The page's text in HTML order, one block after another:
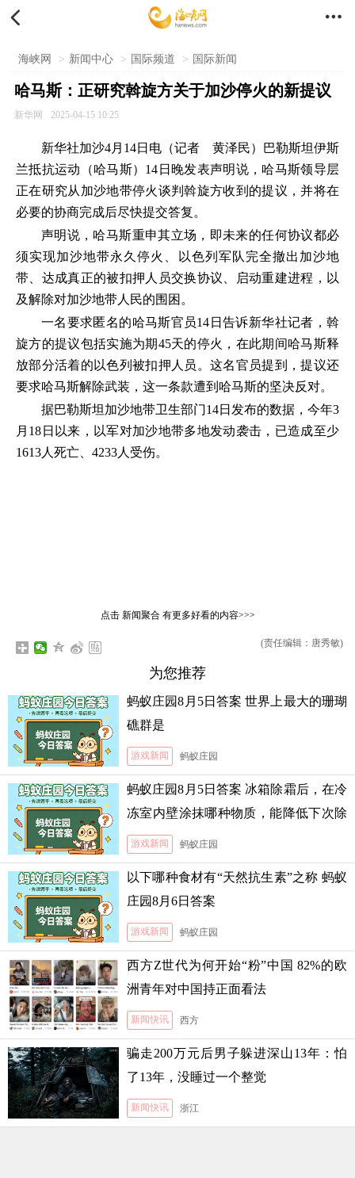
 
海峡网 > 新闻中心 > 国际频道 > 国际新闻
哈马斯：正研究斡旋方关于加沙停火的新提议
新华网 2025-04-15 10:25
新华社加沙4月14日电（记者 黄泽民）巴勒斯坦伊斯
兰抵抗运动（哈马斯）14日晚发表声明说，哈马斯领导层
正在研究从加沙地带停火谈判斡旋方收到的提议，并将在
必要的协商完成后尽快提交答复。
声明说，哈马斯重申其立场，即未来的任何协议都必
须实现加沙地带永久停火、以色列军队完全撤出加沙地
带、达成真正的被扣押人员交换协议、启动重建进程，以
及解除对加沙地带人民的围困。
一名要求匿名的哈马斯官员14日告诉新华社记者，斡
旋方的提议包括实施为期45天的停火，在此期间哈马斯释
放部分活着的以色列被扣押人员。这名官员提到，提议还
要求哈马斯解除武装，这一条款遭到哈马斯的坚决反对。
据巴勒斯坦加沙地带卫生部门14日发布的数据，今年3
月18日以来，以军对加沙地带多地发动袭击，已造成至少
1613人死亡、4233人受伤。
点击 新闻聚合有更多好看的内容>>>
(责任编辑：唐秀敏)
为您推荐
蚂蚁庄园8月5日答案 世界上最大的珊瑚
礁群是
游戏新闻 蚂蚁庄园
蚂蚁庄园8月5日答案 冰箱除霜后，在冷
冻室内壁涂抹哪种物质，能降低下次除
霜的难度
游戏新闻 蚂蚁庄园
以下哪种食材有“天然抗生素”之称 蚂蚁
庄园8月6日答案
游戏新闻 蚂蚁庄园
西方Z世代为何开始“粉”中国 82%的欧
洲青年对中国持正面看法
新闻快讯 西方
骗走200万元后男子躲进深山13年：怕
了13年，没睡过一个整觉
新闻快讯 浙江